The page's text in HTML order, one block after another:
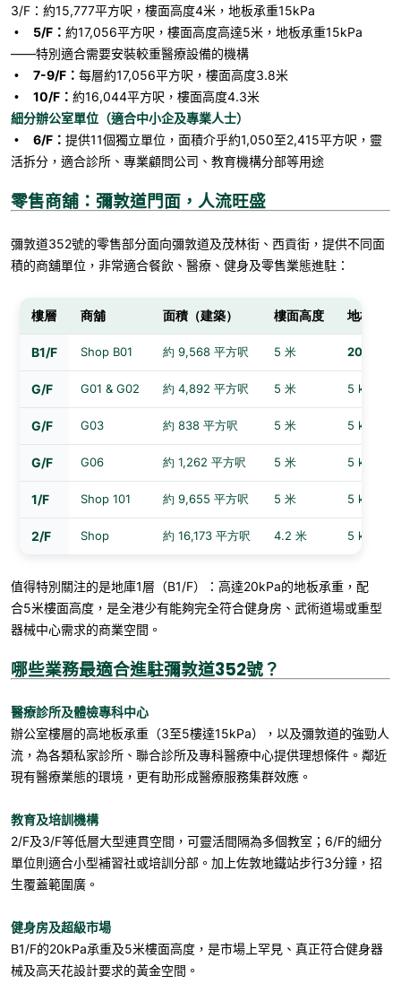
3/F ：約15,777平方呎，樓面高度4米，地板承重15kPa
• 5/F ： 約17,056平方呎，樓面高度高達5米，地板承重15kPa
——特別適合需要安裝較重醫療設備的機構
• 7-9/F ： 每層約17,056平方呎，樓面高度3.8米
• 10/F ： 約16,044平方呎，樓面高度4.3米
細分辦公室單位（適合中小企及專業人士）
• 6/F ： 提供11個獨立單位，面積介乎約1,050至2,415平方呎，靈
活拆分，適合診所、專業顧問公司、教育機構分部等用途
零售商舖：彌敦道門面，人流旺盛
彌敦道352號的零售部分面向彌敦道及茂林街、西貢街，提供不同面
積的商舖單位，非常適合餐飲、醫療、健身及零售業態進駐：
樓層 商舖 面積（建築） 樓面高度 地板承重
B1/F Shop B01 約 9,568 平方呎 5 米 20 kPa（
G/F G01 & G02 約 4,892 平方呎 5 米 5 kPa
G/F G03 約 838 平方呎 5 米 5 kPa
G/F G06 約 1,262 平方呎 5 米 5 kPa
1/F Shop 101 約 9,655 平方呎 5 米 5 kPa
2/F Shop 約 16,173 平方呎 4.2 米 5 kPa
值得特別關注的是地庫1層（B1/F）：高達20kPa的地板承重，配
合5米樓面高度，是全港少有能夠完全符合健身房、武術道場或重型
器械中心需求的商業空間。
哪些業務最適合進駐彌敦道352號？
醫療診所及體檢專科中心
辦公室樓層的高地板承重（3至5樓達15kPa），以及彌敦道的強勁人
流，為各類私家診所、聯合診所及專科醫療中心提供理想條件。鄰近
現有醫療業態的環境，更有助形成醫療服務集群效應。
教育及培訓機構
2/F及3/F等低層大型連貫空間，可靈活間隔為多個教室； 6/F的細分
單位則適合小型補習社或培訓分部。加上佐敦地鐵站步行3分鐘，招
生覆蓋範圍廣。
健身房及超級市場
B1/F的20kPa承重及5米樓面高度，是市場上罕見、真正符合健身器
械及高天花設計要求的黃金空間。